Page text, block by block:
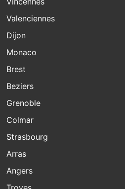
Valenciennes
Dijon
Monaco
Brest
Beziers
Grenoble
Colmar
Strasbourg
Arras
Angers